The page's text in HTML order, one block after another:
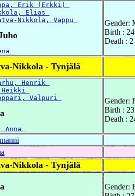
Erik (Erkki)
Elias
Nikkola, Vappu
Gender:
Birth :
Death :
Nikkola - Tynjälä
Henrik
Valpuri
Gender:
Birth :
Death :
Nikkola - Tynjälä
Gender: